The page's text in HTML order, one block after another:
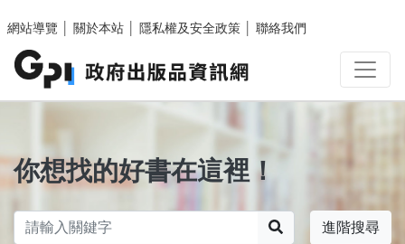
網站導覽
關於本站 隱私權及安全政策 聯絡我們
你想找的好書在這裡！
進階搜尋